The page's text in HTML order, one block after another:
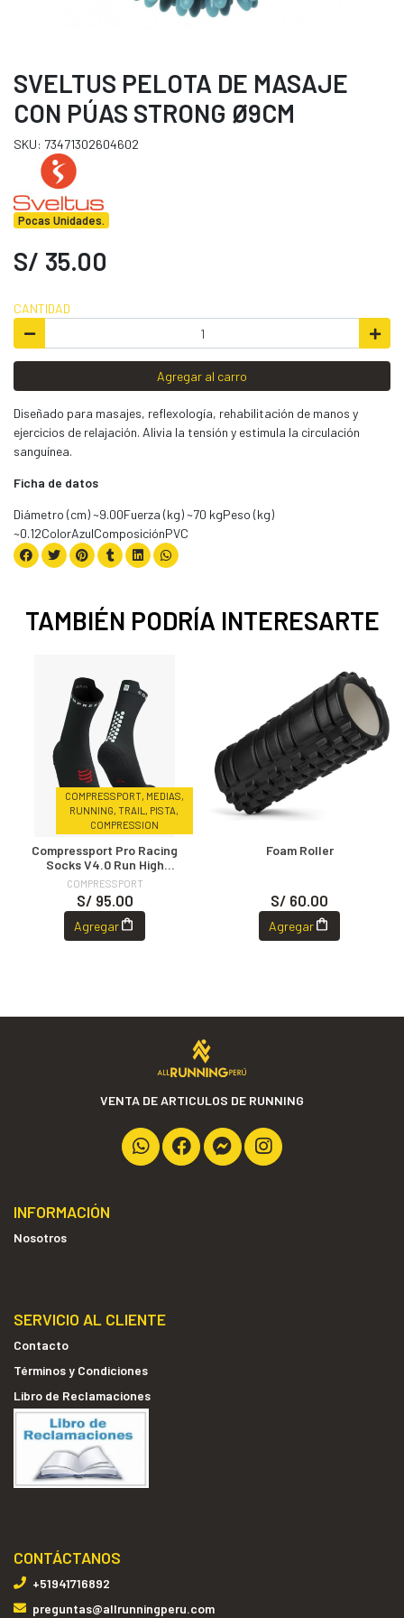
SVELTUS PELOTA DE MASAJE
CON PÚAS STRONG Ø9CM
SKU: 73471302604602
Pocas Unidades.
S/ 35.00
CANTIDAD
Agregar al carro
Diseñado para masajes, reflexología, rehabilitación de manos y
ejercicios de relajación. Alivia la tensión y estimula la circulación
sanguínea.
Ficha de datos
Diámetro (cm) ~9.00Fuerza (kg) ~70 kgPeso (kg)
~0.12ColorAzulComposiciónPVC
TAMBIÉN PODRÍA INTERESARTE
COMPRESSPORT, MEDIAS,
RUNNING, TRAIL, PISTA,
COMPRESSION
Compressport Pro Racing
Socks V4.0 Run High
BLACK/WHITE
COMPRESSPORT
S/ 95.00
Agregar
Foam Roller
S/ 60.00
Agregar
VENTA DE ARTICULOS DE RUNNING
INFORMACIÓN
Nosotros
SERVICIO AL CLIENTE
Contacto
Términos y Condiciones
Libro de Reclamaciones
CONTÁCTANOS
+51941716892
preguntas@allrunningperu.com